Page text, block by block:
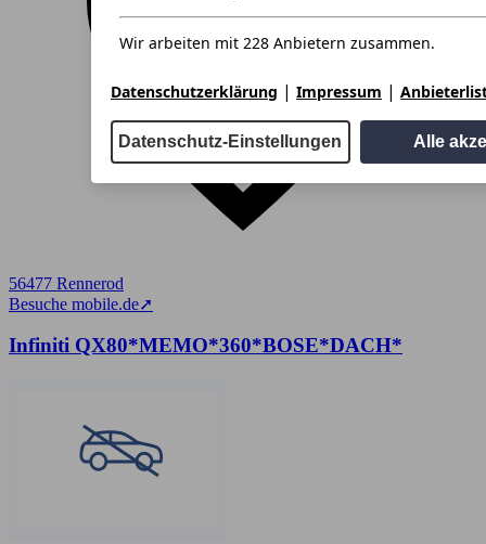
Wir arbeiten mit 228 Anbietern zusammen.
Datenschutzerklärung | Impressum |
Datenschutz-Einstellungen Alle
56477 Rennerod
Besuche mobile.de➚
Infiniti QX80*MEMO*360*BOSE*DACH*